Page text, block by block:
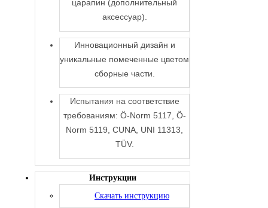
царапин (дополнительный
аксессуар).
Инновационный дизайн и
уникальные помеченные цветом
сборные части.
Испытания на соответствие
требованиям: Ö-Norm 5117, Ö-
Norm 5119, CUNA, UNI 11313,
TÜV.
Инструкции
Скачать инструкцию